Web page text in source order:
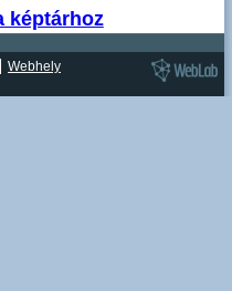
képtárhoz
Webhely